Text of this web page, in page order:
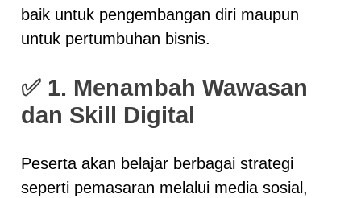
baik untuk pengembangan diri maupun
untuk pertumbuhan bisnis.
✅ 1. Menambah Wawasan
dan Skill Digital
Peserta akan belajar berbagai strategi
seperti pemasaran melalui media sosial,